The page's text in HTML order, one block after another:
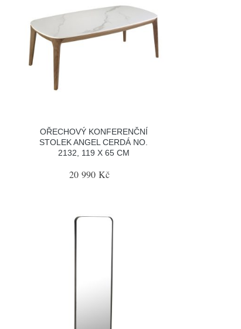
OŘECHOVÝ KONFERENČNÍ
STOLEK ANGEL CERDÁ NO.
2132, 119 X 65 CM
20 990 Kč